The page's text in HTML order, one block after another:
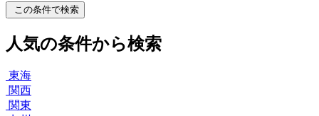
この条件で検索
人気の条件から検索
東海
関西
関東